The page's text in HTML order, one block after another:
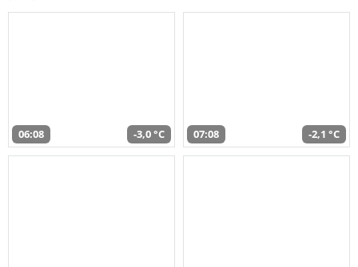
06:08 -3,0 °C 07:08 -2,1 °C